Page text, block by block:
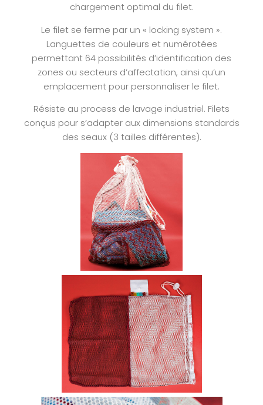
chargement optimal du filet.
Le filet se ferme par un « locking system ».
Languettes de couleurs et numérotées
permettant 64 possibilités d’identification des
zones ou secteurs d’affectation, ainsi qu’un
emplacement pour personnaliser le filet.
Résiste au process de lavage industriel. Filets
conçus pour s’adapter aux dimensions standards
des seaux (3 tailles différentes).